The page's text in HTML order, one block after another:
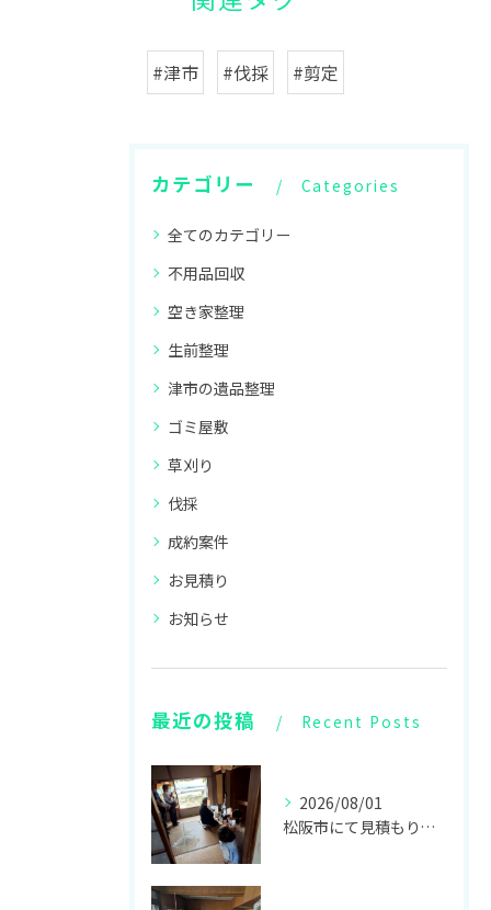
#津市 #伐採 #剪定
カテゴリー Categories
全てのカテゴリー
不用品回収
空き家整理
生前整理
津市の遺品整理
ゴミ屋敷
草刈り
伐採
成約案件
お見積り
お知らせ
最近の投稿 Recent Posts
2026/08/01
松阪市にて見積もり、伊勢にて仏壇供養をしてきました！